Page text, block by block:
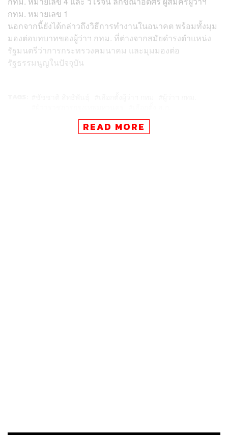
กทม. หมายเลข 1
นอกจากนี้ยังได้กล่าวถึงวิธีการทำงานในอนาคต พร้อมทั้งมุม
มองต่อบทบาทของผู้ว่าฯ กทม. ที่ต่างจากสมัยดำรงตำแหน่ง
รัฐมนตรีว่าการกระทรวงคมนาคม และมุมมองต่อ
รัฐธรรมนูญในปัจจุบัน
READ MORE